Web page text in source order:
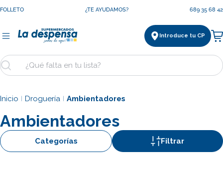
FOLLETO ¿TE AYUDAMOS? 689 35 68 42
Buscar
Introduce tu CP
Inicio Droguería Ambientadores
Ambientadores
Categorías Filtrar